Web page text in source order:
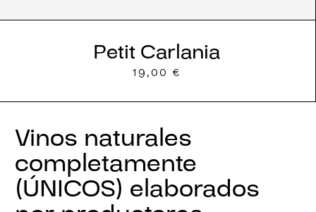
Petit Carlania
19,00 €
Vinos naturales
completamente
(ÚNICOS) elaborados